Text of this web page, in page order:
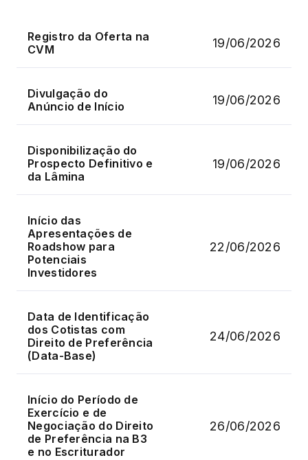
Registro da Oferta na
CVM
19/06/2026
Divulgação do
Anúncio de Início
19/06/2026
Disponibilização do
Prospecto Definitivo e
da Lâmina
19/06/2026
Início das
Apresentações de
Roadshow para
Potenciais
Investidores
22/06/2026
Data de Identificação
dos Cotistas com
Direito de Preferência
(Data-Base)
24/06/2026
Início do Período de
Exercício e de
Negociação do Direito
de Preferência na B3
e no Escriturador
26/06/2026